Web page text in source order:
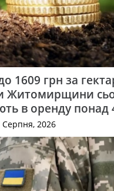
1609 грн за
Житомирщини
в оренду понад
Серпня, 2026